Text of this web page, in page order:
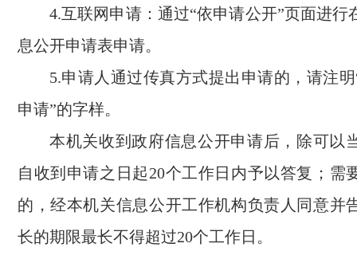
4.互联网申请：通过“依申请公开”页面进行
息公开申请表申请。
5.申请人通过传真方式提出申请的，请注
申请”的字样。
本机关收到政府信息公开申请后，除可以
自收到申请之日起20个工作日内予以答复；需
的，经本机关信息公开工作机构负责人同意并
长的期限最长不得超过20个工作日。